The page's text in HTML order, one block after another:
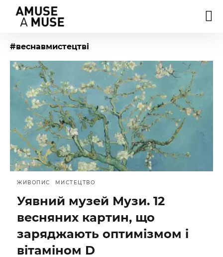
#веснавмистецтві
ЖИВОПИС МИСТЕЦТВО
Уявний музей Музи. 12
весняних картин, що
заряджають оптимізмом і
вітаміном D